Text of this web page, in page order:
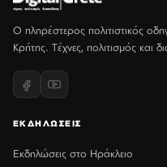
Ο πληρέστερος πολιτιστικός
Κρήτης. Τέχνες, πολιτισμός και
ΕΚΔΗΛΩΣΕΙΣ
Εκδηλώσεις στο Ηράκλειο